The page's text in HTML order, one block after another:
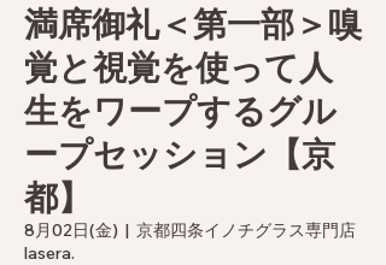
満席御礼＜第一部＞嗅
覚と視覚を使って人
生をワープするグル
ープセッション【京
都】
8月02日(金)
  |
京都四条イノチグラス専門店
lasera.